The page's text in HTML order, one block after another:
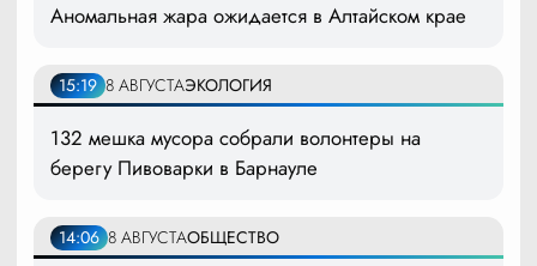
Аномальная жара ожидается в Алтайском крае
15:19 8 АВГУСТАЭКОЛОГИЯ
132 мешка мусора собрали волонтеры на
берегу Пивоварки в Барнауле
14:06 8 АВГУСТАОБЩЕСТВО